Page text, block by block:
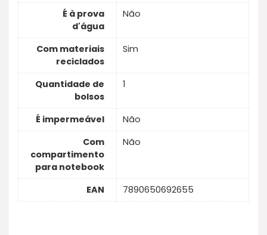
É à prova
d'água
Não
Com materiais
reciclados
Sim
Quantidade de
bolsos
1
É impermeável
Não
Com
compartimento
para notebook
Não
EAN 7890650692655